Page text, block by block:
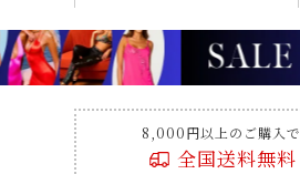
8,000円以上のご購入で
全国送料無料